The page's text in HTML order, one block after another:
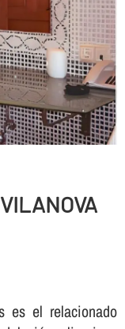
es el relacionado